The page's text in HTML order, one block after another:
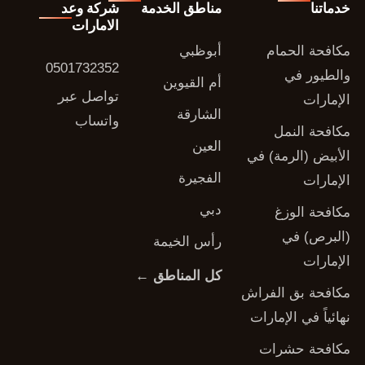
خدماتنا
مكافحة الحمام
والطيور في
الإمارات
مكافحة النمل
الأبيض (الرمة) في
الإمارات
مكافحة الوزغ
(البرص) في
الإمارات
مكافحة بق الفراش
نهائياً في الإمارات
مكافحة حشرات
مناطق الخدمة
أبوظبي
أم القيوين
الشارقة
العين
الفجيرة
دبي
رأس الخيمة
كل المناطق ←
شركة وعد
الامارات
0501732352
تواصل عبر
واتساب